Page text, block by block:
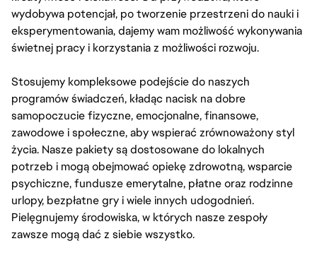
wydobywa potencjał, po tworzenie przestrzeni do nauki i
eksperymentowania, dajemy wam możliwość wykonywania
świetnej pracy i korzystania z możliwości rozwoju.
Stosujemy kompleksowe podejście do naszych
programów świadczeń, kładąc nacisk na dobre
samopoczucie fizyczne, emocjonalne, finansowe,
zawodowe i społeczne, aby wspierać zrównoważony styl
życia. Nasze pakiety są dostosowane do lokalnych
potrzeb i mogą obejmować opiekę zdrowotną, wsparcie
psychiczne, fundusze emerytalne, płatne oraz rodzinne
urlopy, bezpłatne gry i wiele innych udogodnień.
Pielęgnujemy środowiska, w których nasze zespoły
zawsze mogą dać z siebie wszystko.